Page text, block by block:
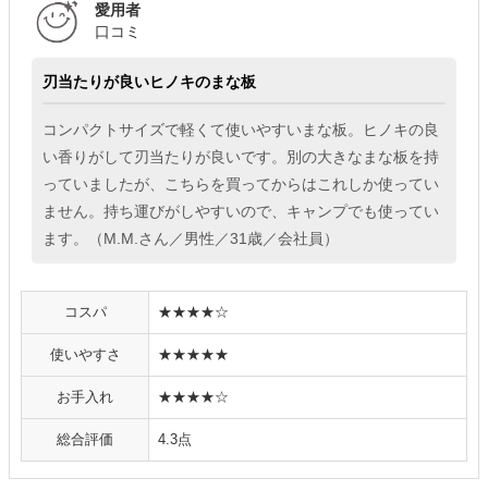
愛用者
口コミ
刃当たりが良いヒノキのまな板
コンパクトサイズで軽くて使いやすいまな板。ヒノキの良
い香りがして刃当たりが良いです。別の大きなまな板を持
っていましたが、こちらを買ってからはこれしか使ってい
ません。持ち運びがしやすいので、キャンプでも使ってい
ます。（M.M.さん／男性／31歳／会社員）
コスパ ★★★★☆
使いやすさ ★★★★★
お手入れ ★★★★☆
総合評価 4.3点